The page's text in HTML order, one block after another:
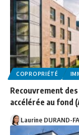
COPROPRIÉTÉ
Recouvrement
accélérée au fond
Laurine DURAND-